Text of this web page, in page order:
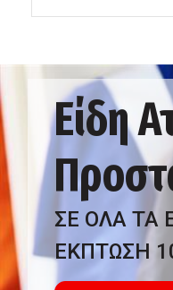
Είδη
ΣΕ ΟΛΑ ΤΑ
ΕΚΠΤΩΣΗ